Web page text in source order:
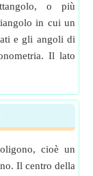
o più
in cui un
e gli angoli di
Il lato
cioè un
Il centro della